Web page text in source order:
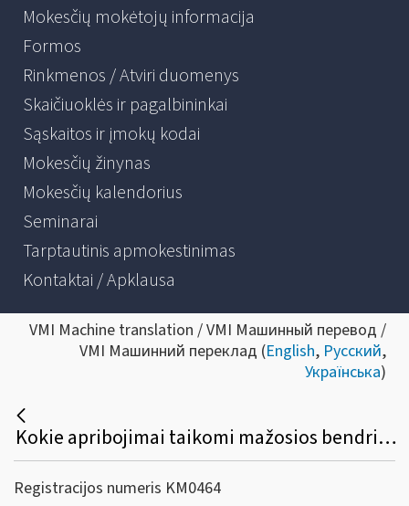
Mokesčių mokėtojų informacija
Formos
Rinkmenos / Atviri duomenys
Skaičiuoklės ir pagalbininkai
Sąskaitos ir įmokų kodai
Mokesčių žinynas
Mokesčių kalendorius
Seminarai
Tarptautinis apmokestinimas
Kontaktai / Apklausa
VMI Machine translation / VMI Машинный перевод /
VMI Машинний переклад (English, Русский,
Українська)
Kokie apribojimai taikomi mažosios bendrijos ir jos nario teisiniams santykiams?
Registracijos numeris KM0464